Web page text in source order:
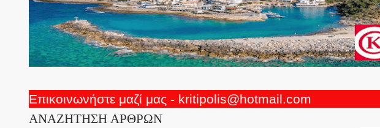
Επικοινωνήστε μαζί μας - kritipolis@hotmail.com
ΑΝΑΖΗΤΗΣΗ ΑΡΘΡΩΝ